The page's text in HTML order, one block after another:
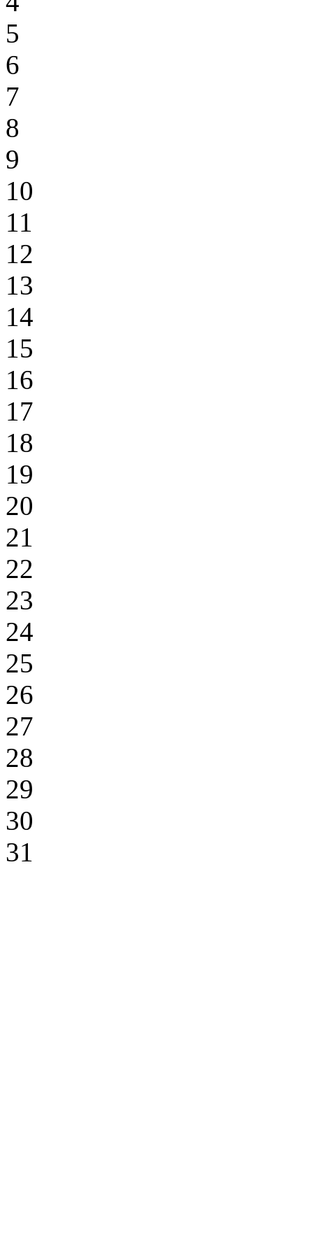
5
6
7
8
9
10
11
12
13
14
15
16
17
18
19
20
21
22
23
24
25
26
27
28
29
30
31